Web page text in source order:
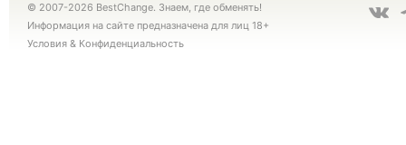
© 2007-2026 BestChange. Знаем, где обменять!
Информация на сайте предназначена для лиц 18+
Условия & Конфиденциальность